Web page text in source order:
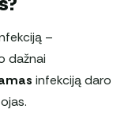
–
dažnai
infekciją daro